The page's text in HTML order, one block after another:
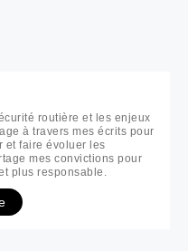
routière et les enjeux
à travers mes écrits pour
et faire évoluer les
mes convictions pour
plus responsable.